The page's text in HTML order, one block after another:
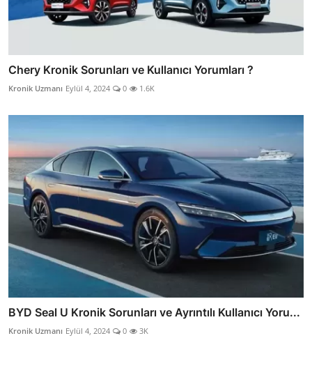
Chery Kronik Sorunları ve Kullanıcı Yorumları ?
Kronik Uzmanı Eylül 4, 2024 0 1.6K
BYD Seal U Kronik Sorunları ve Ayrıntılı Kullanıcı Yoru...
Kronik Uzmanı Eylül 4, 2024 0 3K